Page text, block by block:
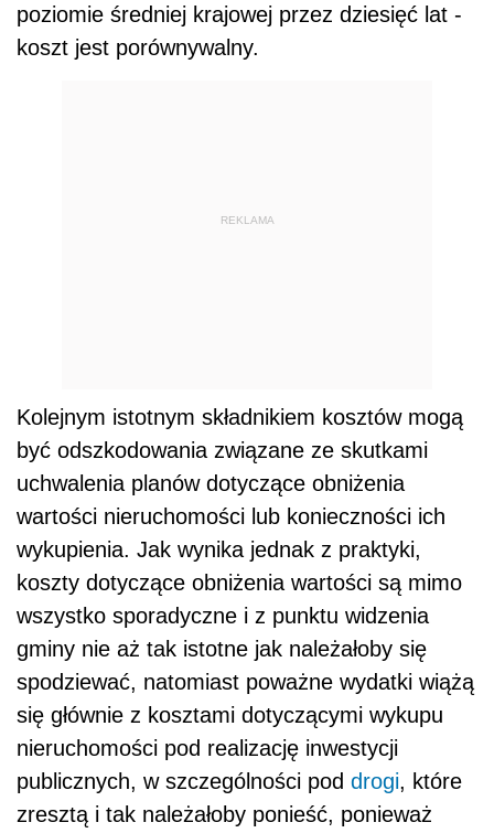
poziomie średniej krajowej przez dziesięć lat -
koszt jest porównywalny.
REKLAMA
Kolejnym istotnym składnikiem kosztów mogą
być odszkodowania związane ze skutkami
uchwalenia planów dotyczące obniżenia
wartości nieruchomości lub konieczności ich
wykupienia. Jak wynika jednak z praktyki,
koszty dotyczące obniżenia wartości są mimo
wszystko sporadyczne i z punktu widzenia
gminy nie aż tak istotne jak należałoby się
spodziewać, natomiast poważne wydatki wiążą
się głównie z kosztami dotyczącymi wykupu
nieruchomości pod realizację inwestycji
publicznych, w szczególności pod drogi, które
zresztą i tak należałoby ponieść, ponieważ